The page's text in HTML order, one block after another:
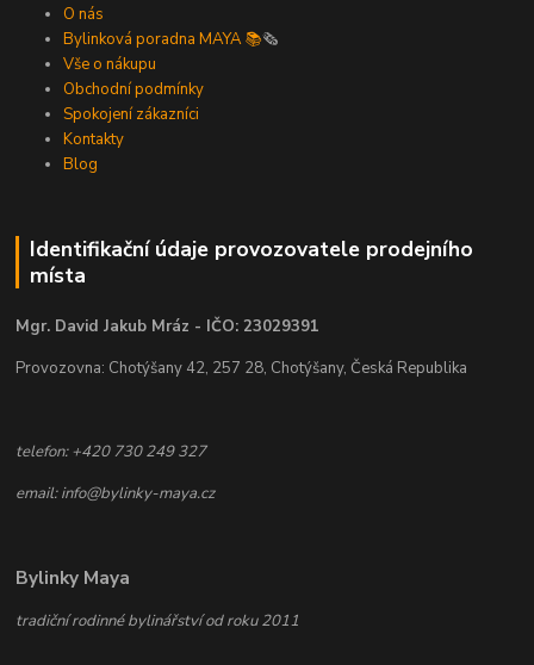
O nás
Bylinková poradna MAYA 📚🗞️
Vše o nákupu
Obchodní podmínky
Spokojení zákazníci
Kontakty
Blog
Identifikační údaje provozovatele prodejního
místa
Mgr. David Jakub Mráz - IČO: 23029391
Provozovna: Chotýšany 42, 257 28, Chotýšany, Česká Republika
telefon: +420 730 249 327
email: info@bylinky-maya.cz
Bylinky Maya
tradiční rodinné bylinářství od roku 2011